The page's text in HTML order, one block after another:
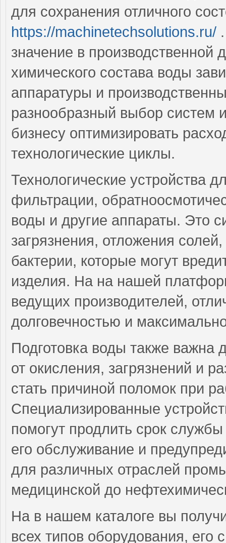
для сохранения отличного
https://machinetechsolutions.ru/
значение в производственной
химического состава воды
аппаратуры и
разнообразный выбор систем
бизнесу оптимизировать
технологические циклы.
Технологические устройства
фильтрации,
воды и другие аппараты. Это
загрязнения, отложения
бактерии, которые могут
изделия. На на нашей
ведущих производителей,
долговечностью и
Подготовка воды также важна
от окисления, загрязнений и
стать причиной поломок при
Специализированные
помогут продлить срок
его обслуживание и
для различных отраслей
медицинской до
На в нашем каталоге вы
всех типов оборудования,